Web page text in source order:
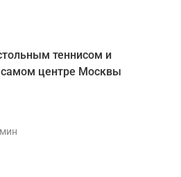
теннисом и
центре Москвы